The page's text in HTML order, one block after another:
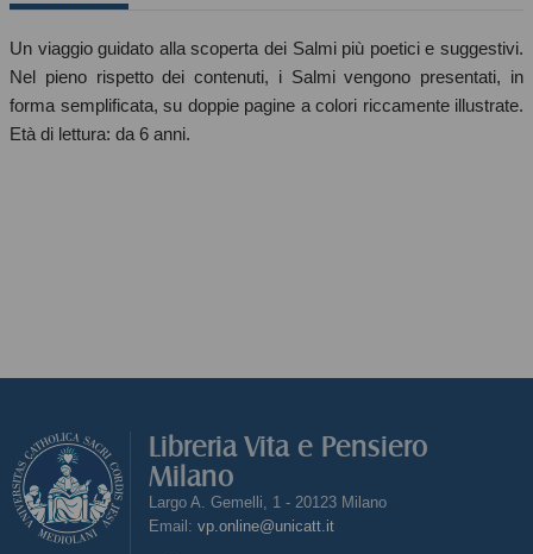
Un viaggio guidato alla scoperta dei Salmi più poetici e suggestivi.
Nel pieno rispetto dei contenuti, i Salmi vengono presentati, in
forma semplificata, su doppie pagine a colori riccamente illustrate.
Età di lettura: da 6 anni.
Libreria Vita e Pensiero
Milano
Largo A. Gemelli, 1 - 20123 Milano
Email: vp.online@unicatt.it